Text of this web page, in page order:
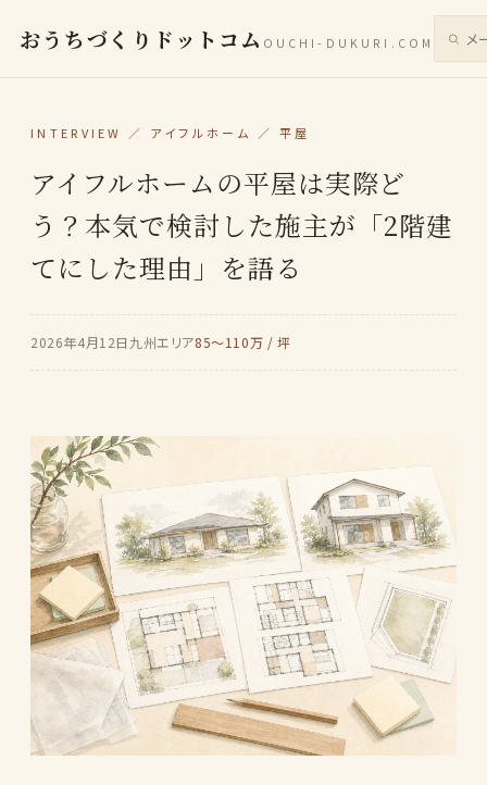
おうちづくりドットコム OUCHI-DUKURI.COM サイ
INTERVIEW ／ アイフルホーム ／ 平屋
アイフルホームの平屋は実際ど
う？本気で検討した施主が「2階建
てにした理由」を語る
2026年4月12日九州エリア85〜110万 / 坪